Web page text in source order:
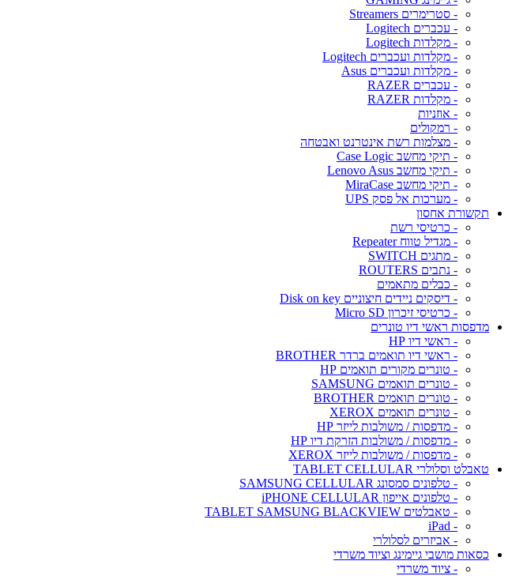
- סטרימרים Streamers
- עכברים Logitech
- מקלדות Logitech
- מקלדות ועכברים Logitech
- מקלדות ועכברים Asus
- עכברים RAZER
- מקלדות RAZER
- אוזניות
- רמקולים
- מצלמות רשת אינטרנט ואבטחה
- תיקי מחשב Case Logic
- תיקי מחשב Lenovo Asus
- תיקי מחשב MiraCase
- מערכות אל פסק UPS
תקשורת אחסון
- כרטיסי רשת
- מגדיל טווח Repeater
- מתגים SWITCH
- נתבים ROUTERS
- כבלים מתאמים
- דיסקים ניידים חיצוניים Disk on key
- כרטיסי זיכרון Micro SD
מדפסות ראשי דיו טונרים
- ראשי דיו HP
- ראשי דיו תואמים ברדר BROTHER
- טונרים מקורים תואמים HP
- טונרים תואמים SAMSUNG
- טונרים תואמים BROTHER
- טונרים תואמים XEROX
- מדפסות / משולבות לייזר HP
- מדפסות / משולבות הזרקת דיו HP
- מדפסות / משולבות לייזר XEROX
טאבלט וסלולרי TABLET CELLULAR
- טלפונים סמסונג SAMSUNG CELLULAR
- טלפונים אייפון iPHONE CELLULAR
- טאבלטים TABLET SAMSUNG BLACKVIEW
- iPad
- אביזרים לסלולרי
כסאות מושבי גיימינג וציוד משרדי
- ציוד משרדי